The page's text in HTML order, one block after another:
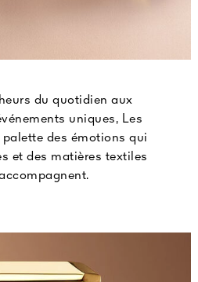
du quotidien aux
uniques, Les
palette des émotions qui
et des matières textiles